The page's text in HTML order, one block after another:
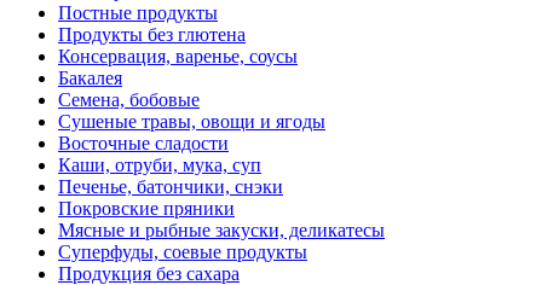
Постные продукты
Продукты без глютена
Консервация, варенье, соусы
Бакалея
Семена, бобовые
Сушеные травы, овощи и ягоды
Восточные сладости
Каши, отруби, мука, суп
Печенье, батончики, снэки
Покровские пряники
Мясные и рыбные закуски, деликатесы
Суперфуды, соевые продукты
Продукция без сахара